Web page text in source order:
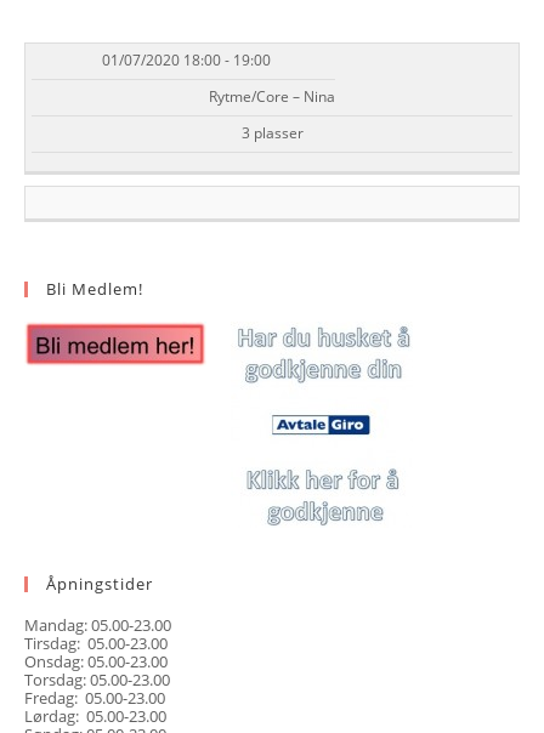
DATO/TID EVENT TILGJENGELIGHET
01/07/2020 18:00 - 19:00
Rytme/Core – Nina
3 plasser
Bli Medlem!
Åpningstider
Mandag: 05.00-23.00
Tirsdag: 05.00-23.00
Onsdag: 05.00-23.00
Torsdag: 05.00-23.00
Fredag: 05.00-23.00
Lørdag: 05.00-23.00